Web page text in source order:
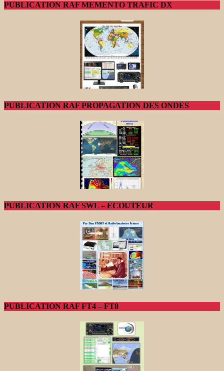
PUBLICATION RAF MEMENTO TRAFIC DX
PUBLICATION RAF PROPAGATION DES ONDES
PUBLICATION RAF SWL – ECOUTEUR
PUBLICATION RAF FT4 – FT8